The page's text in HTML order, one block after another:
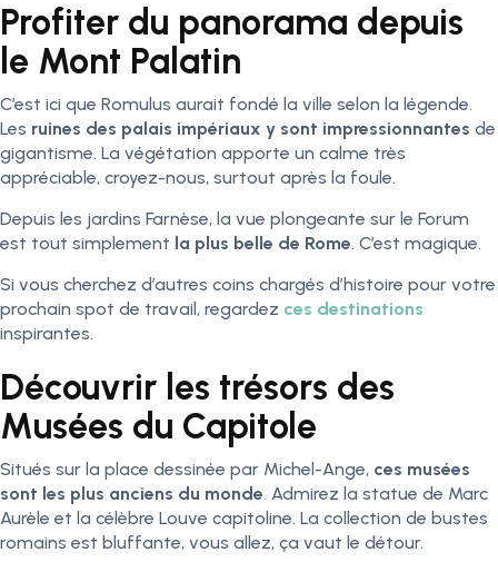
Profiter du panorama depuis
le Mont Palatin
C’est ici que Romulus aurait fondé la ville selon la légende.
Les ruines des palais impériaux y sont impressionnantes de
gigantisme. La végétation apporte un calme très
appréciable, croyez-nous, surtout après la foule.
Depuis les jardins Farnèse, la vue plongeante sur le Forum
est tout simplement la plus belle de Rome. C’est magique.
Si vous cherchez d’autres coins chargés d’histoire pour votre
prochain spot de travail, regardez ces destinations
inspirantes.
Découvrir les trésors des
Musées du Capitole
Situés sur la place dessinée par Michel-Ange, ces musées
sont les plus anciens du monde. Admirez la statue de Marc
Aurèle et la célèbre Louve capitoline. La collection de bustes
romains est bluffante, vous allez, ça vaut le détour.